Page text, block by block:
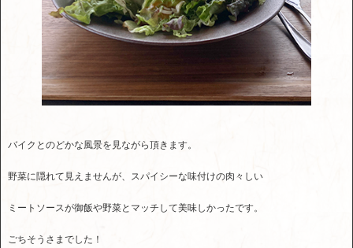
バイクとのどかな風景を見ながら頂きます。
野菜に隠れて見えませんが、スパイシーな味付けの肉々しい
ミートソースが御飯や野菜とマッチして美味しかったです。
ごちそうさまでした！